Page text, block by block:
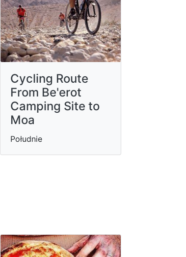
Cycling Route
From Be'erot
Camping Site to
Moa
Południe